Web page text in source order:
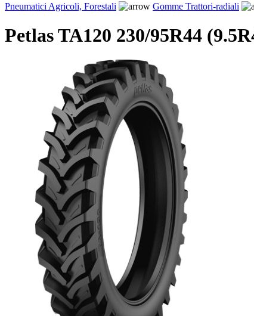
Pneumatici Agricoli, Forestali
Gomme Trattori-radiali
Petlas TA120 230/95R44